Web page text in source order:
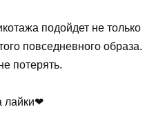
подойдет не только
повседневного образа.
потерять.
лайки❤